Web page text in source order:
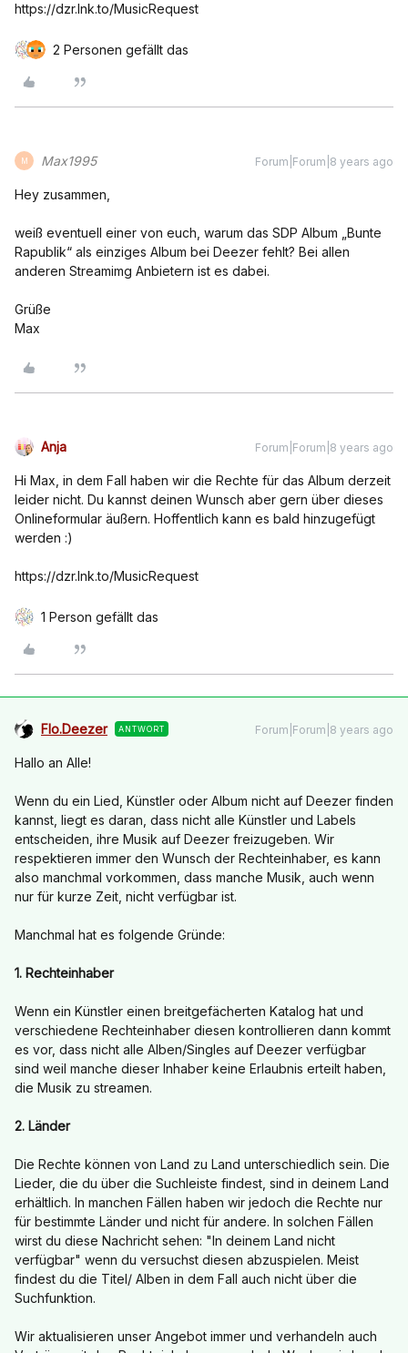
https://dzr.lnk.to/MusicRequest
2 Personen gefällt das
M Max1995 Forum|Forum|8 years ago
Hey zusammen,
weiß eventuell einer von euch, warum das SDP Album „Bunte
Rapublik“ als einziges Album bei Deezer fehlt? Bei allen
anderen Streamimg Anbietern ist es dabei.
Grüße
Max
Anja Forum|Forum|8 years ago
Hi Max, in dem Fall haben wir die Rechte für das Album derzeit
leider nicht. Du kannst deinen Wunsch aber gern über dieses
Onlineformular äußern. Hoffentlich kann es bald hinzugefügt
werden :)
https://dzr.lnk.to/MusicRequest
1 Person gefällt das
Flo.Deezer ANTWORT Forum|Forum|8 years ago
Hallo an Alle!
Wenn du ein Lied, Künstler oder Album nicht auf Deezer finden
kannst, liegt es daran, dass nicht alle Künstler und Labels
entscheiden, ihre Musik auf Deezer freizugeben. Wir
respektieren immer den Wunsch der Rechteinhaber, es kann
also manchmal vorkommen, dass manche Musik, auch wenn
nur für kurze Zeit, nicht verfügbar ist.
Manchmal hat es folgende Gründe:
1. Rechteinhaber
Wenn ein Künstler einen breitgefächerten Katalog hat und
verschiedene Rechteinhaber diesen kontrollieren dann kommt
es vor, dass nicht alle Alben/Singles auf Deezer verfügbar
sind weil manche dieser Inhaber keine Erlaubnis erteilt haben,
die Musik zu streamen.
2. Länder
Die Rechte können von Land zu Land unterschiedlich sein. Die
Lieder, die du über die Suchleiste findest, sind in deinem Land
erhältlich. In manchen Fällen haben wir jedoch die Rechte nur
für bestimmte Länder und nicht für andere. In solchen Fällen
wirst du diese Nachricht sehen: "In deinem Land nicht
verfügbar" wenn du versuchst diesen abzuspielen. Meist
findest du die Titel/ Alben in dem Fall auch nicht über die
Suchfunktion.
Wir aktualisieren unser Angebot immer und verhandeln auch